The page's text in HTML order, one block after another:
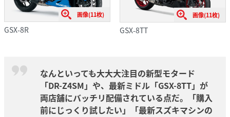
画像(11枚)
GSX-8R
画像(11枚)
GSX-8TT
なんといっても大大大注目の新型モタード
「DR-Z4SM」や、最新ミドル「GSX-8TT」が
両店舗にバッチリ配備されている点だ。「購入
前にじっくり試したい」「最新スズキマシンの